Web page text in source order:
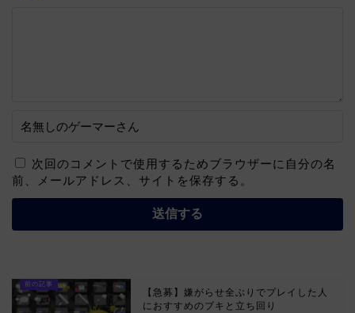
次回のコメントで使用するためブラウザーに自分の名
前、メールアドレス、サイトを保存する。
【急募】嫌がらせ全ぶりでプレイした人
におすすめのブキと立ち回り